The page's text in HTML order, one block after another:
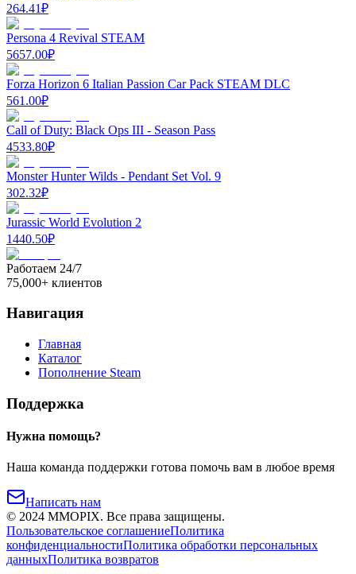
264.41₽
Persona 4 Revival STEAM
5657.00₽
Forza Horizon 6 Italian Passion Car Pack STEAM DLC
561.00₽
Call of Duty: Black Ops III - Season Pass
4533.80₽
Monster Hunter Wilds - Pendant Set Vol. 9
302.32₽
Jurassic World Evolution 2
1440.50₽
Работаем 24/7
75,000+ клиентов
Навигация
Главная
Каталог
Пополнение Steam
Поддержка
Нужна помощь?
Наша команда поддержки готова помочь вам в любое время
Написать нам
© 2024 MMOPIX. Все права защищены.
Пользовательское соглашениеПолитика
конфиденциальностиПолитика обработки персональных
данныхПолитика возвратов